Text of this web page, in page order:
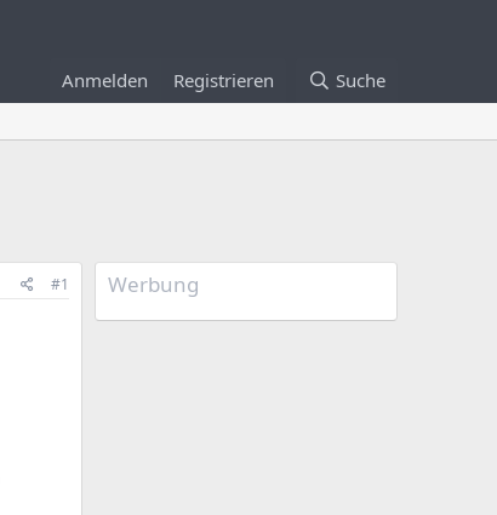
Anmelden Registrieren Suche
#1 Werbung